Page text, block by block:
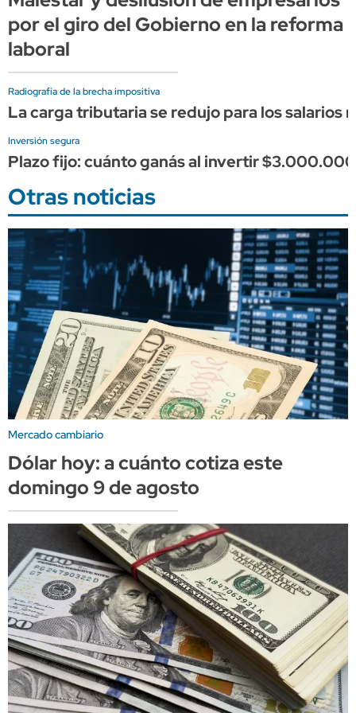
por el giro del Gobierno en la reforma
laboral
Radiografía de la brecha impositiva
La carga tributaria se redujo para los salarios
Inversión segura
Plazo fijo: cuánto ganás al invertir
Otras noticias
Mercado cambiario
Dólar hoy: a cuánto cotiza este
domingo 9 de agosto